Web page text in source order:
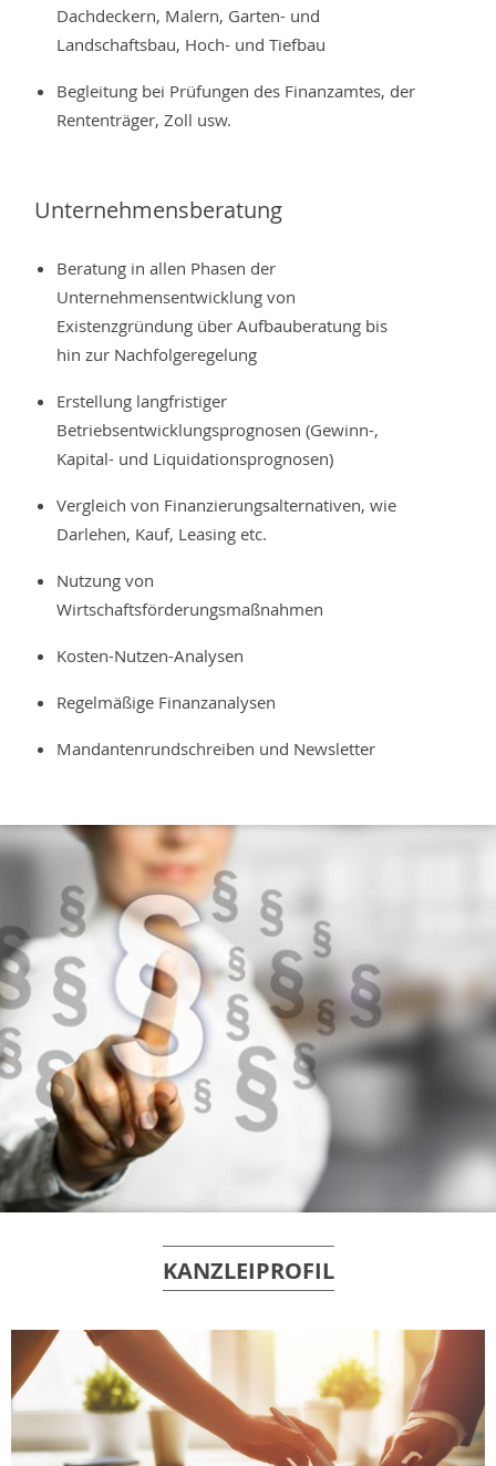
Dachdeckern, Malern, Garten- und
Landschaftsbau, Hoch- und Tiefbau
Begleitung bei Prüfungen des Finanzamtes, der
Rententräger, Zoll usw.
Unternehmensberatung
Beratung in allen Phasen der
Unternehmensentwicklung von
Existenzgründung über Aufbauberatung bis
hin zur Nachfolgeregelung
Erstellung langfristiger
Betriebsentwicklungsprognosen (Gewinn-,
Kapital- und Liquidationsprognosen)
Vergleich von Finanzierungsalternativen, wie
Darlehen, Kauf, Leasing etc.
Nutzung von
Wirtschaftsförderungsmaßnahmen
Kosten-Nutzen-Analysen
Regelmäßige Finanzanalysen
Mandantenrundschreiben und Newsletter
KANZLEIPROFIL